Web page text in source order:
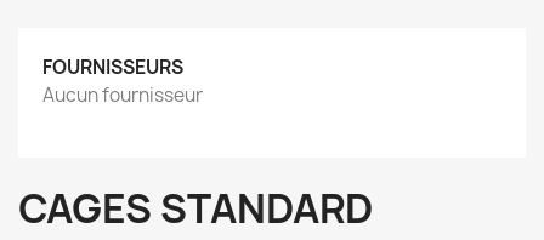
FOURNISSEURS
Aucun fournisseur
CAGES STANDARD